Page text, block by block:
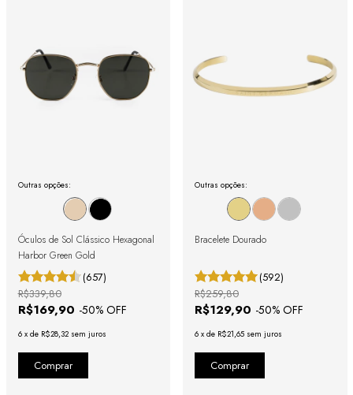
Outras opções:
Óculos de Sol Clássico Hexagonal
Harbor Green Gold
(657)
R$169,90 -50% OFF
R$339,80
6 x de R$28,32 sem juros
Outras opções:
Bracelete Dourado
(592)
R$129,90 -50% OFF
R$259,80
6 x de R$21,65 sem juros